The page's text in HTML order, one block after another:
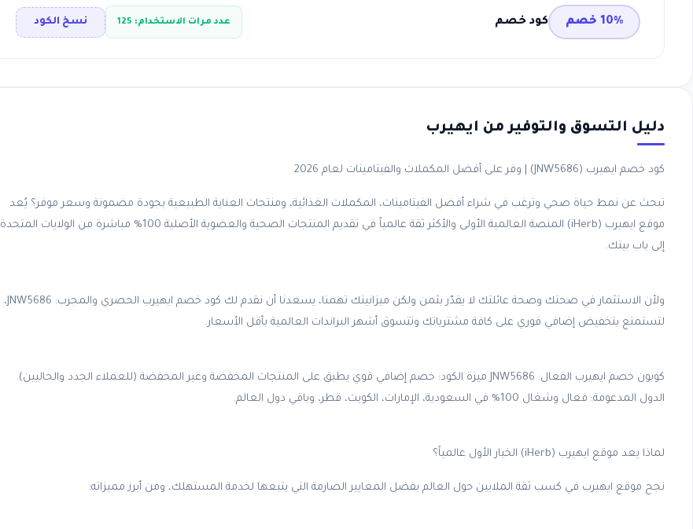
10% خصم كود خصم عدد مرات الاستخدام: 125 نسخ الكود
دليل التسوق والتوفير من ايهيرب
كود خصم ايهيرب (JNW5686) | وفر على أفضل المكملات والفيتامينات لعام 2026
تبحث عن نمط حياة صحي وترغب في شراء أفضل الفيتامينات، المكملات الغذائية، ومنتجات العناية الطبيعية بجودة مضمونة وسعر موفر؟ يُعد
موقع ايهيرب (iHerb) المنصة العالمية الأولى والأكثر ثقة عالمياً في تقديم المنتجات الصحية والعضوية الأصلية 100% مباشرة من الولايات المتحدة
إلى باب بيتك.
ولأن الاستثمار في صحتك وصحة عائلتك لا يقدّر بثمن ولكن ميزانيتك تهمنا، يسعدنا أن نقدم لك كود خصم ايهيرب الحصري والمجرب: JNW5686،
لتستمتع بتخفيض إضافي فوري على كافة مشترياتك وتتسوق أشهر البراندات العالمية بأقل الأسعار.
كوبون خصم ايهيرب الفعال: JNW5686 ميزة الكود: خصم إضافي قوي يطبق على المنتجات المخفضة وغير المخفضة (للعملاء الجدد والحاليين).
الدول المدعومة: فعال وشغال 100% في السعودية، الإمارات، الكويت، قطر، وباقي دول العالم.
لماذا يعد موقع ايهيرب (iHerb) الخيار الأول عالمياً؟
نجح موقع ايهيرب في كسب ثقة الملايين حول العالم بفضل المعايير الصارمة التي يتبعها لخدمة المستهلك، ومن أبرز مميزاته: